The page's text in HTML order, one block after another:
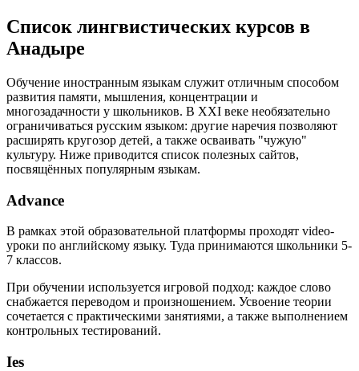
Список лингвистических курсов в
Анадыре
Обучение иностранным языкам служит отличным способом
развития памяти, мышления, концентрации и
многозадачности у школьников. В XXI веке необязательно
ограничиваться русским языком: другие наречия позволяют
расширять кругозор детей, а также осваивать "чужую"
культуру. Ниже приводится список полезных сайтов,
посвящённых популярным языкам.
Advance
В рамках этой образовательной платформы проходят video-
уроки по английскому языку. Туда принимаются школьники 5-
7 классов.
При обучении используется игровой подход: каждое слово
снабжается переводом и произношением. Усвоение теории
сочетается с практическими занятиями, а также выполнением
контрольных тестирований.
Ies